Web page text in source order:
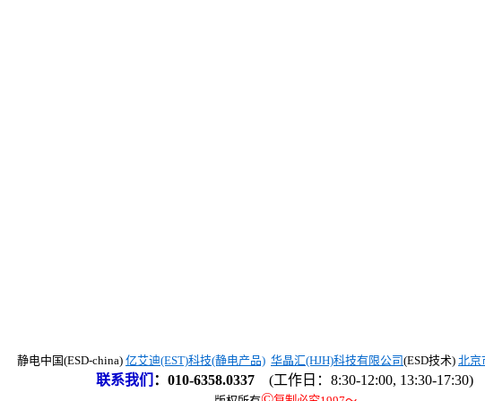
静电中国(ESD-china) 亿艾迪(EST)科技(静电产品) 华晶汇(HJH)科技有限公司(ESD技术) 北京
联系我们 ： 010-6358.0337 (工作日：8:30-12:00, 13:30-17:30)